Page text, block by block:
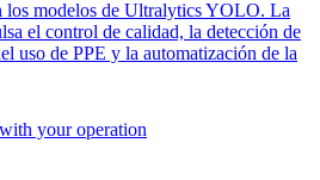
los modelos de Ultralytics YOLO. La
el control de calidad, la detección de
uso de PPE y la automatización de la